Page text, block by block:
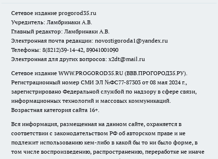
Сетевое издание progorod35.ru
Учредитель: Ламбринаки А.В.
Главный редактор: Ламбринаки А.В.
Электронная почта редакции: novostigoroda1@yandex.ru
Телефоны: 8(8212)39-14-42, 89041001090
Электронная для других вопросов: x2dt@mail.ru
Сетевое издание WWW.PROGOROD35.RU (ВВВ.ПРОГОРОД35.РУ).
Регистрационный номер СМИ ЭЛ №ФС77-87303 от 08 мая 2024 г.,
зарегистрировано Федеральной службой по надзору в сфере связи,
информационных технологий и массовых коммуникаций.
Возрастная категория сайта 16+.
Вся информация, размещенная на данном сайте, охраняется в
соответствии с законодательством РФ об авторском праве и не
подлежит использованию кем-либо в какой бы то ни было форме, в
том числе воспроизведению, распространению, переработке не иначе